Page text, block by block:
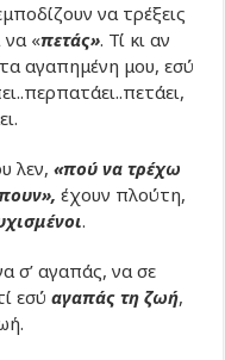
να τρέξεις
να «πετάς». Τί κι αν
αγαπημένη μου, εσύ
λεν,«πού να τρέχω
έχουν πλούτη,
.
σ’ αγαπάς, να σε
εσύ αγαπάς τη ζωή,